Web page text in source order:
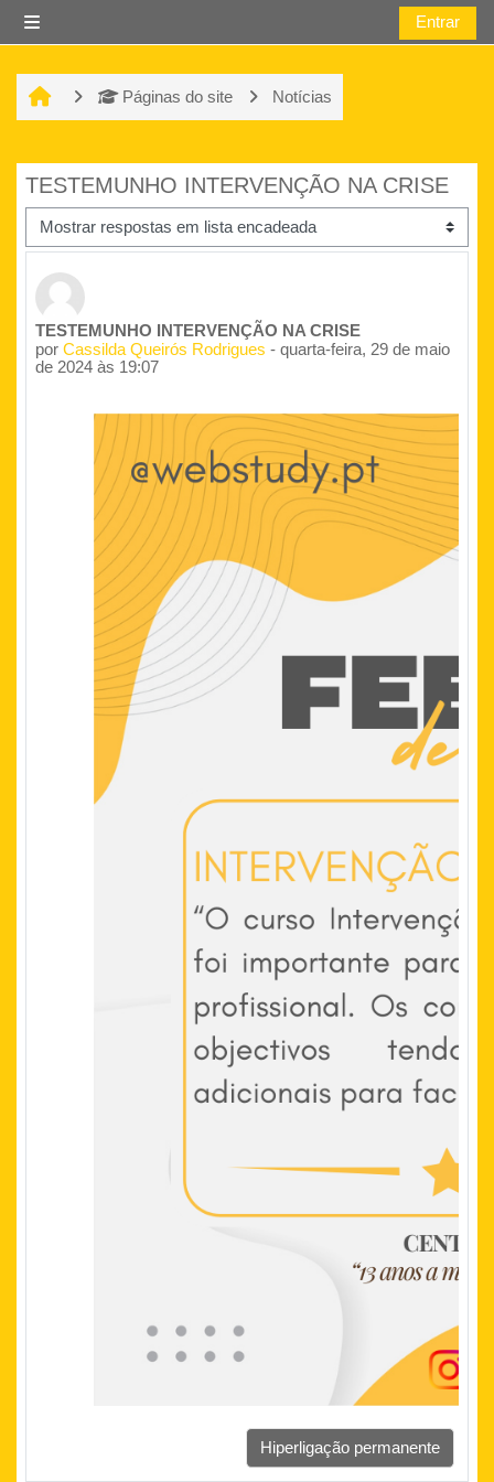
Entrar
Páginas do site Notícias
TESTEMUNHO INTERVENÇÃO NA CRISE
TESTEMUNHO INTERVENÇÃO NA CRISE
por Cassilda Queirós Rodrigues - quarta-feira, 29 de maio
de 2024 às 19:07
Número de respostas: 0
Hiperligação permanente